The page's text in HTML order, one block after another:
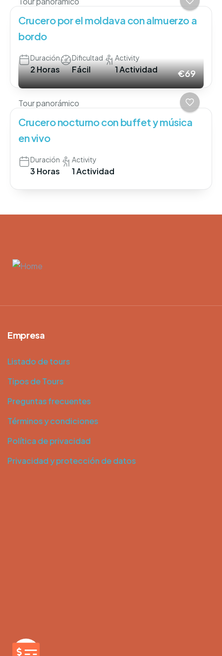
Crucero por el moldava con almuerzo a
bordo
Duración
2 Horas
Dificultad
Fácil
Activity
1 Actividad €69
Tour panorámico
Crucero nocturno con buffet y música
en vivo
Duración
3 Horas
Activity
1 Actividad
Empresa
Listado de tours
Tipos de Tours
Preguntas frecuentes
Términos y condiciones
Política de privacidad
Privacidad y protección de datos